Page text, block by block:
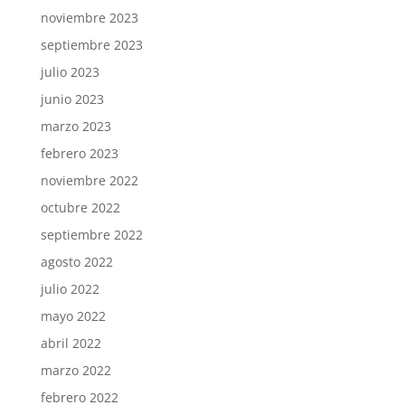
noviembre 2023
septiembre 2023
julio 2023
junio 2023
marzo 2023
febrero 2023
noviembre 2022
octubre 2022
septiembre 2022
agosto 2022
julio 2022
mayo 2022
abril 2022
marzo 2022
febrero 2022